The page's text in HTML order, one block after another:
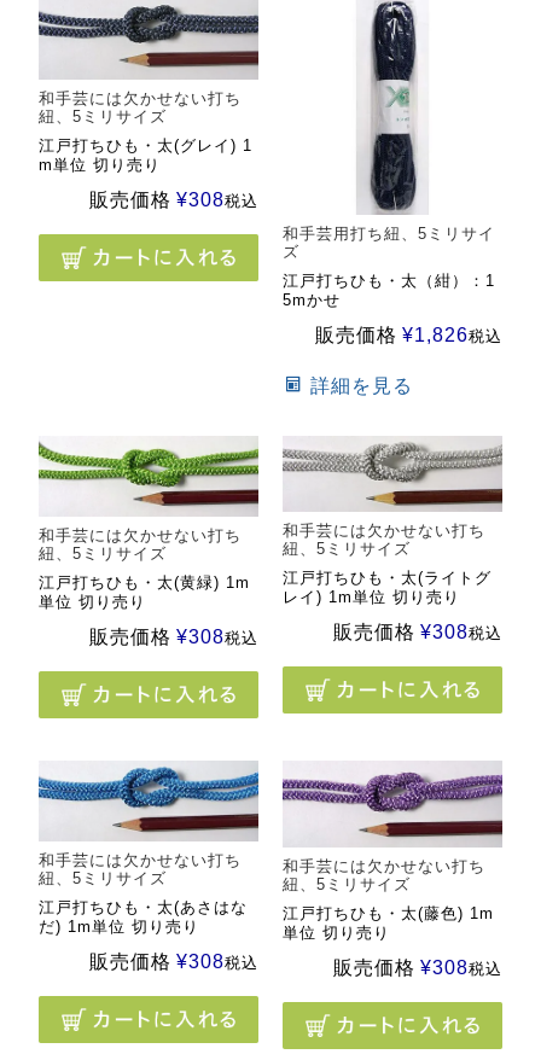
和手芸には欠かせない打ち
紐、5ミリサイズ
江戸打ちひも・太(グレイ) 1
m単位 切り売り
販売価格 ¥308税込
和手芸用打ち紐、5ミリサイ
ズ
江戸打ちひも・太（紺）：1
5mかせ
販売価格 ¥1,826税込
詳細を見る
和手芸には欠かせない打ち
紐、5ミリサイズ
江戸打ちひも・太(黄緑) 1m
単位 切り売り
販売価格 ¥308税込
和手芸には欠かせない打ち
紐、5ミリサイズ
江戸打ちひも・太(ライトグ
レイ) 1m単位 切り売り
販売価格 ¥308税込
和手芸には欠かせない打ち
紐、5ミリサイズ
江戸打ちひも・太(あさはな
だ) 1m単位 切り売り
販売価格 ¥308税込
和手芸には欠かせない打ち
紐、5ミリサイズ
江戸打ちひも・太(藤色) 1m
単位 切り売り
販売価格 ¥308税込